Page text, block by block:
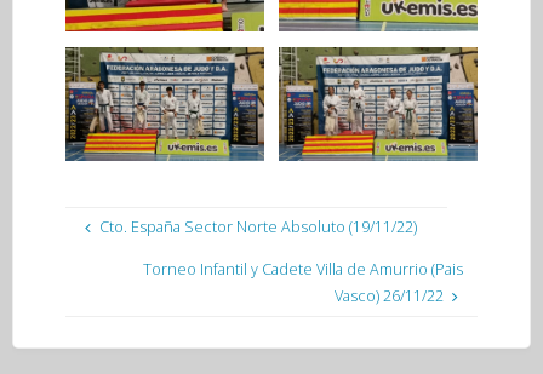
Cto. España Sector Norte Absoluto (19/11/22)
Torneo Infantil y Cadete Villa de Amurrio (Pais
Vasco) 26/11/22